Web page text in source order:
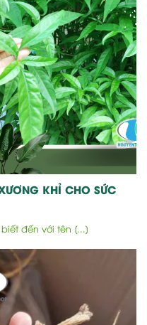
KHỈ CHO SỨC
đến với tên [...]